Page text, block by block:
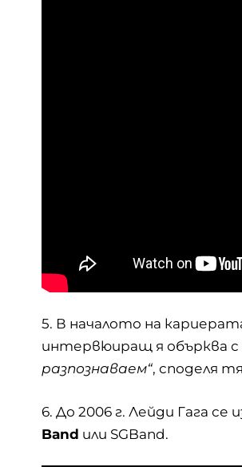
5. В началото на
интервюиращ я обърква с
разпознаваем“, споделя
6. До 2006 г. Лейди Гага се
Band или SGBand.